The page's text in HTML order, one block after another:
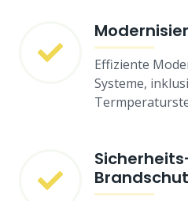
Effiziente
Systeme,